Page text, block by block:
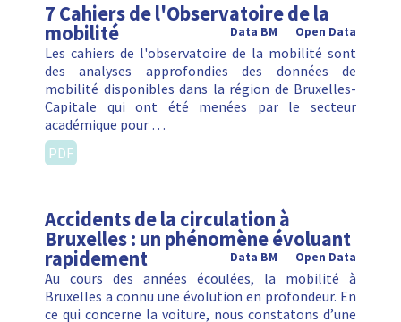
7 Cahiers de l'Observatoire de la
mobilité Open Data
Data BM
Les cahiers de l'observatoire de la mobilité sont
des analyses approfondies des données de
mobilité disponibles dans la région de Bruxelles-
Capitale qui ont été menées par le secteur
académique pour …
PDF
Accidents de la circulation à
Bruxelles : un phénomène évoluant
rapidement Open Data
Data BM
Au cours des années écoulées, la mobilité à
Bruxelles a connu une évolution en profondeur. En
ce qui concerne la voiture, nous constatons d’une